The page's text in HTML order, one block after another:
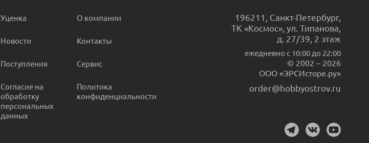
Уценка
Новости
Поступления
Согласие на
обработку
персональных
данных
О компании
Контакты
Сервис
Политика
конфиденциальности
196211 Санкт-Петербург,
ТК «Космос», ул. Типанова,
д. 27/39, 2 этаж
ежедневно c 10:00 до 22:00
© 2002 – 2026
ООО «ЭРСИсторе.ру»
order@hobbyostrov.ru